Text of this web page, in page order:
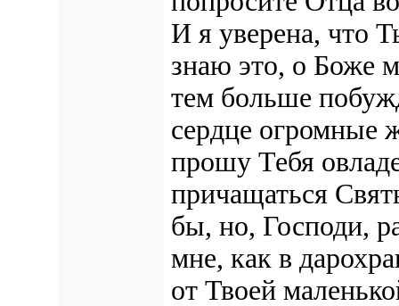
И я уверена, что
знаю это, о Боже
тем больше
сердце огромные
прошу Тебя
причащаться
бы, но, Господи,
мне, как в
от Твоей